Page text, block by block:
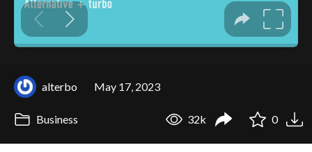
alterbo May 17, 2023
Business 32k 0